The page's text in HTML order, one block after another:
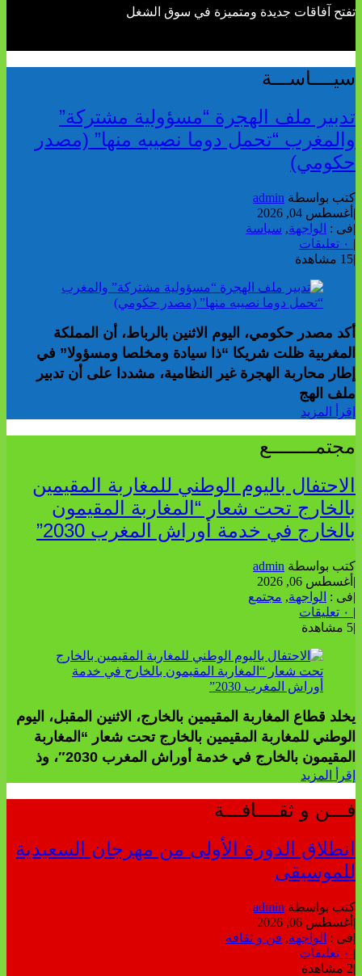
تفتح آفاقات جديدة ومتميزة في سوق الشغل
سيــــاســـة
تدبير ملف الهجرة “مسؤولية مشتركة”
والمغرب “تحمل دوما نصيبه منها” (مصدر
حكومي)
كتب بواسطة admin
| أغسطس 04, 2026
|فى : الواجهة, سياسة
|
|15 مشاهدة
أكد مصدر حكومي، اليوم الاثنين بالرباط، أن المملكة
المغربية ظلت شريكا “ذا سيادة ومخلصا ومسؤولا” في
إطار محاربة الهجرة غير النظامية، مشددا على أن تدبير
ملف الهج
إقرأ المزيد
مجتمــــــــع
الاحتفال باليوم الوطني للمغاربة المقيمين
بالخارج تحت شعار “المغاربة المقيمون
بالخارج في خدمة أوراش المغرب 2030”
كتب بواسطة admin
| أغسطس 06, 2026
|فى : الواجهة, مجتمع
|
|5 مشاهدة
يخلد قطاع المغاربة المقيمين بالخارج، الاثنين المقبل، اليوم
الوطني للمغاربة المقيمين بالخارج تحت شعار “المغاربة
المقيمون بالخارج في خدمة أوراش المغرب 2030″، وذ
إقرأ المزيد
فـــن و ثقــــافـــة
انطلاق الدورة الأولى من مهرجان السعيدية
للموسيقى
كتب بواسطة admin
| أغسطس 06, 2026
|فى : الواجهة, فن و ثقافة
|
|2 مشاهدة